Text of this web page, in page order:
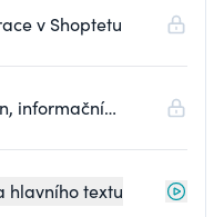
v Shoptetu
informační
hlavního textu